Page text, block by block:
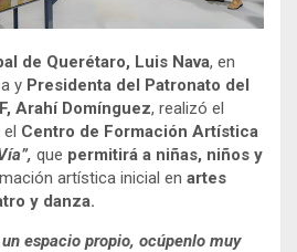
de Querétaro, Luis Nava, en
y Presidenta del Patronato del
Arahí Domínguez, realizó el
Centro de Formación Artística
que permitirá a niñas, niños y
artística inicial en artes
y danza.
espacio propio, ocúpenlo muy